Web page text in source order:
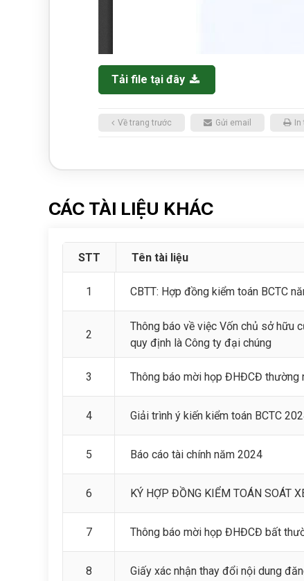
Tải file tại đây
Về trang trước Gửi email In
CÁC TÀI LIỆU KHÁC
STT Tên tài liệu
1 CBTT: Hợp đồng kiểm toán BCTC
2
Thông báo về việc Vốn chủ sở hữu
quy định là Công ty đại chúng
3 Thông báo mời họp ĐHĐCĐ thường
4 Giải trình ý kiến kiểm toán BCTC
5 Báo cáo tài chính năm 2024
6 KÝ HỢP ĐỒNG KIỂM TOÁN SOÁT
7 Thông báo mời họp ĐHĐCĐ bất
8 Giấy xác nhận thay đổi nội dung